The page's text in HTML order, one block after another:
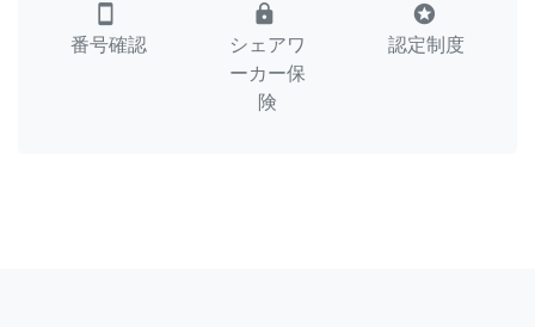
smartphone
番号確認
lock
シェアワ
ーカー保
険
stars
認定制度